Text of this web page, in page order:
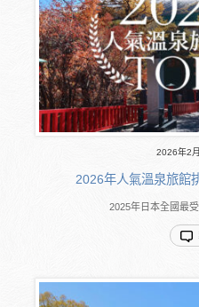
2026年2
2026年人氣溫泉旅館
2025年日本全國最